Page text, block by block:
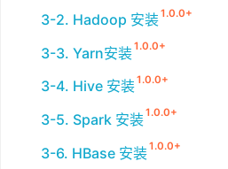
3-2. Hadoop 安装 1.0.0+
3-3. Yarn安装 1.0.0+
3-4. Hive 安装 1.0.0+
3-5. Spark 安装 1.0.0+
3-6. HBase 安装 1.0.0+